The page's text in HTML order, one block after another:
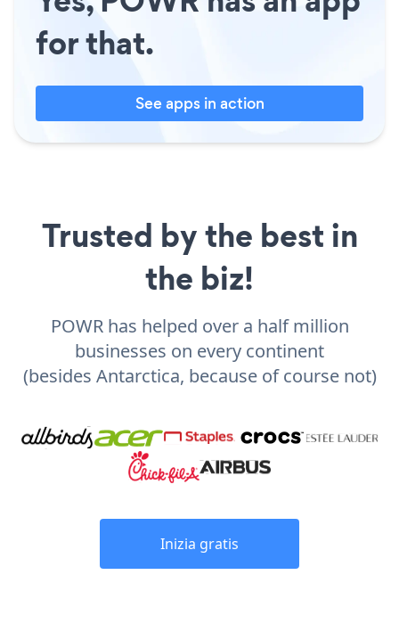
for that.
See apps in action
Trusted by the best in
the biz!
POWR has helped over a half million
businesses on every continent
(besides Antarctica, because of course not)
Inizia gratis